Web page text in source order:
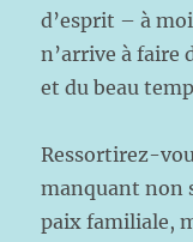
d’esprit – à
n’arrive à faire
et du beau
Ressortirez-
manquant non
paix familiale,